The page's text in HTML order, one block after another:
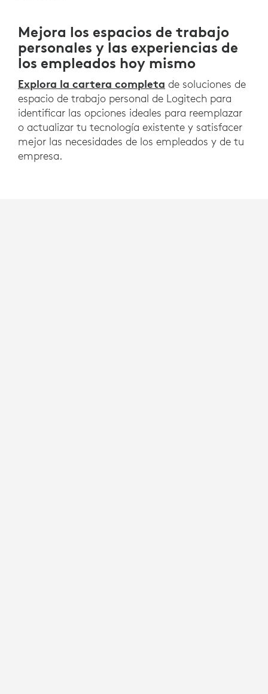
Mejora los espacios de trabajo
personales y las experiencias de
los empleados hoy mismo
Explora la cartera completa de soluciones de
espacio de trabajo personal de Logitech para
identificar las opciones ideales para reemplazar
o actualizar tu tecnología existente y satisfacer
mejor las necesidades de los empleados y de tu
empresa.